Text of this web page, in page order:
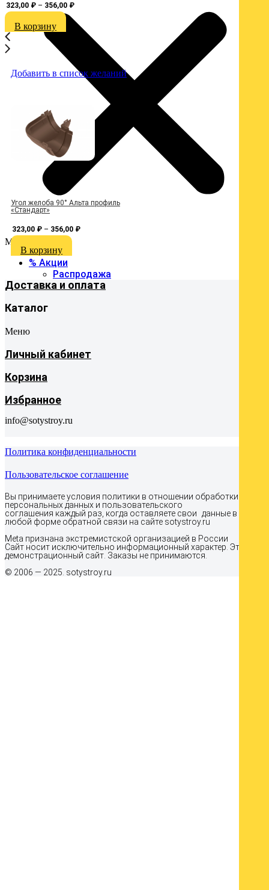
Menu
% Акции
Распродажа
323,00 ₽– 356,00 ₽
В корзину
Добавить в список желаний
Угол желоба 90° Альта профиль
«Стандарт»
323,00 ₽– 356,00 ₽
В корзину
Доставка и оплата
Каталог
Меню
Личный кабинет
Корзина
Избранное
info@sotystroy.ru
Политика конфиденциальности
Пользовательское соглашение
Вы принимаете условия политики в отношении обработки
персональных данных и пользовательского
соглашения каждый раз, когда оставляете свои данные в
любой форме обратной связи на сайте sotystroy.ru
Meta признана экстремистcкой организацией в России
Сайт носит исключительно информационный характер. Это
демонстрационный сайт. Заказы не принимаются.
© 2006 — 2025. sotystroy.ru